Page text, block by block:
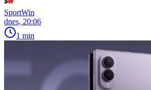
SportWin
dnes, 20:06
1 min